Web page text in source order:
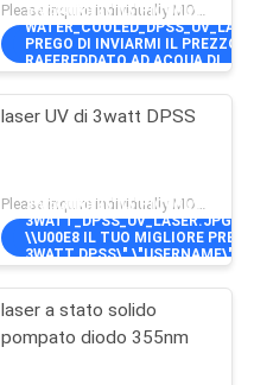
Please inquire individually MOQ:1
5W@40KHZ\"]],\"PICURL\":\"\\/
PREGO DI INVIARMI IL PREZZO
RAFFREDDATO AD ACQUA DI
laser UV di 3watt DPSS
Please inquire individually MOQ:1
3W@30KHZ\"]],\"PICURL\":\"\\/
\\U00E8 IL TUO MIGLIORE
3WATT
CONTACT
laser a stato solido
pompato diodo 355nm